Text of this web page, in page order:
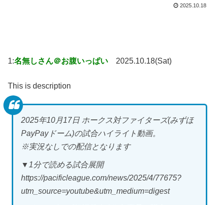
2025.10.18
1:名無しさん＠お腹いっぱい 2025.10.18(Sat)
This is description
2025年10月17日 ホークス対ファイターズ(みずほ
PayPayドーム)の試合ハイライト動画。
※実況なしでの配信となります
▼1分で読める試合展開
https://pacificleague.com/news/2025/4/77675?
utm_source=youtube&utm_medium=digest